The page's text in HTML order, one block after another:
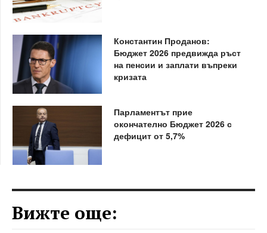
Константин Проданов:
Бюджет 2026 предвижда ръст
на пенсии и заплати въпреки
кризата
Парламентът прие
окончателно Бюджет 2026 с
дефицит от 5,7%
Вижте още: